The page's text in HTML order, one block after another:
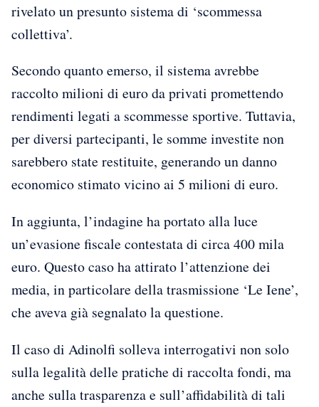
rivelato un presunto sistema di ‘scommessa
collettiva’.
Secondo quanto emerso, il sistema avrebbe
raccolto milioni di euro da privati promettendo
rendimenti legati a scommesse sportive. Tuttavia,
per diversi partecipanti, le somme investite non
sarebbero state restituite, generando un danno
economico stimato vicino ai 5 milioni di euro.
In aggiunta, l’indagine ha portato alla luce
un’evasione fiscale contestata di circa 400 mila
euro. Questo caso ha attirato l’attenzione dei
media, in particolare della trasmissione ‘Le Iene’,
che aveva già segnalato la questione.
Il caso di Adinolfi solleva interrogativi non solo
sulla legalità delle pratiche di raccolta fondi, ma
anche sulla trasparenza e sull’affidabilità di tali